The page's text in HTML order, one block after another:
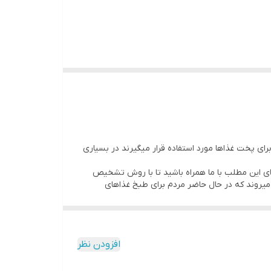
پخت غذاها مورد استفاده قرار میگیرند در بسیاری
این مطلب با ما همراه باشید تا با روش تشخیص
میروند که در حال حاضر مردم برای طبخ غذاهای
ساخته میشود. برای ساخت لایه ی دوم نیز
نبوده و تجربیات ارزنده‌ای در امر پخت‌وپز را
داده‌اند، قابلمه‌های
افزودن نظر